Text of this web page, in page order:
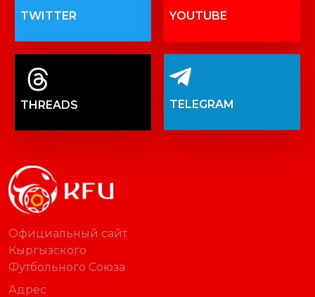
TWITTER YOUTUBE
THREADS TELEGRAM
Официальный сайт
Кыргызского
Футбольного Союза
Адрес